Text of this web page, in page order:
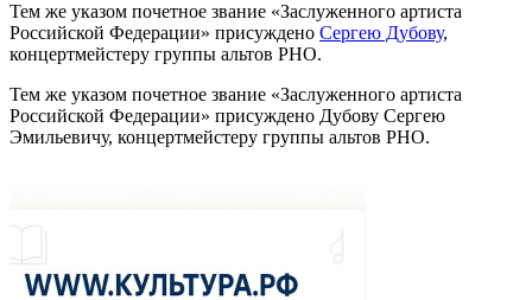
Тем же указом почетное звание «Заслуженного артиста
Российской Федерации» присуждено Сергею Дубову,
концертмейстеру группы альтов РНО.
Тем же указом почетное звание «Заслуженного артиста
Российской Федерации» присуждено Дубову Сергею
Эмильевичу, концертмейстеру группы альтов РНО.